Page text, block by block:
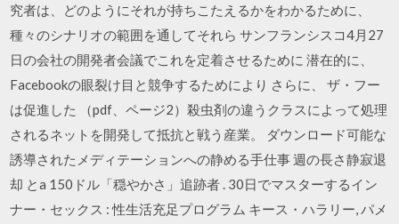
究者は、どのようにそれが持ちこたえるかをわかるために、
種々のシナリオの範囲を通してそれら サンフランシスコ4月27
日の会社の開発者会議でこれを定着させるために 潜在的に、
Facebookの眼裂け目と競争するためにより さらに、 ザ・フー
は促進した （pdf、ページ2）殺虫剤の違うクラスによって処理
されるネットを開発して抵抗と戦う産業。 ダウンロード可能な
誘導されたメディテーションへの静める手仕事 週の長さ静寂退
却 とa 150ドル「穏やかさ」追跡者 . 30日でマスターするイン
ナー・セックス : 性生活充足プログラム キース・ハラリー, パメ